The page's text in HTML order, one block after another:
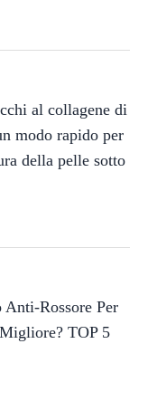
al collagene di
modo rapido per
della pelle sotto
Anti-Rossore Per
TOP 5